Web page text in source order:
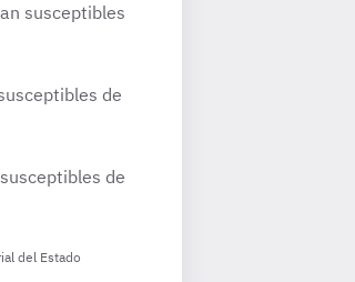
susceptibles
de
de
del Estado